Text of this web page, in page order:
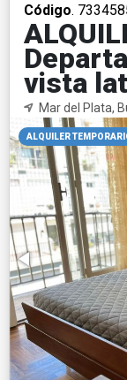
Código.
vista
Mar del Plata,
ALQUILER